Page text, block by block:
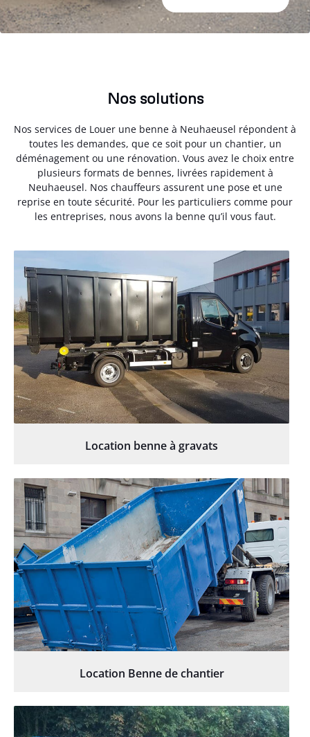
Nos solutions
Nos services de Louer une benne à Neuhaeusel répondent à
toutes les demandes, que ce soit pour un chantier, un
déménagement ou une rénovation. Vous avez le choix entre
plusieurs formats de bennes, livrées rapidement à
Neuhaeusel. Nos chauffeurs assurent une pose et une
reprise en toute sécurité. Pour les particuliers comme pour
les entreprises, nous avons la benne qu’il vous faut.
Location benne à gravats
Location Benne de chantier